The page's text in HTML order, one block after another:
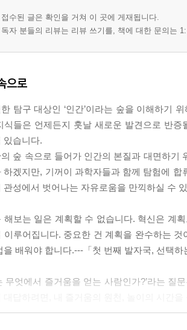
접수된 글은 확인을 거쳐 이 곳에 게재됩니다.
독자 분들의 리뷰는 리뷰 쓰기를, 책에 대한 문의는
으로
탐구 대상인 ‘인간’이라는 숲을 이해하기
식들은 언제든지 훗날 새로운 발견으로 반증
있습니다.
숲 속으로 들어가 인간의 본질과 대면하기
하겠지만, 기꺼이 과학자들과 함께 탐험에
관성에서 벗어나는 자유로움을 만끽하실 수
해보는 일은 계획할 수 없습니다. 혁신은 계
이루어집니다. 중요한 건 계획을 완수하는
을 배워야 합니다.---「첫 번째 발자국, 선택
무엇에서 즐거움을 얻는 사람인가?’라는 질